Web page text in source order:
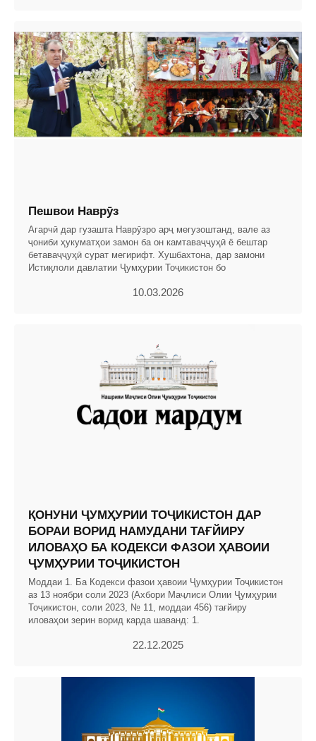
Пешвои Наврӯз
Агарчӣ дар гузашта Наврӯзро арҷ мегузоштанд, вале аз
ҷониби ҳукуматҳои замон ба он камтаваҷҷуҳӣ ё бештар
бетаваҷҷуҳӣ сурат мегирифт. Хушбахтона, дар замони
Истиқлоли давлатии Ҷумҳурии Тоҷикистон бо
10.03.2026
ҚОНУНИ ҶУМҲУРИИ ТОҶИКИСТОН ДАР
БОРАИ ВОРИД НАМУДАНИ ТАҒЙИРУ
ИЛОВАҲО БА КОДЕКСИ ФАЗОИ ҲАВОИИ
ҶУМҲУРИИ ТОҶИКИСТОН
Моддаи 1. Ба Кодекси фазои ҳавоии Ҷумҳурии Тоҷикистон
аз 13 ноябри соли 2023 (Ахбори Маҷлиси Олии Ҷумҳурии
Тоҷикистон, соли 2023, № 11, моддаи 456) тағйиру
иловаҳои зерин ворид карда шаванд: 1.
22.12.2025